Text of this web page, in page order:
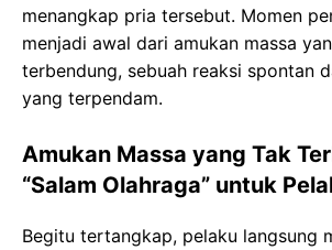
menangkap pria tersebut. Momen
menjadi awal dari amukan massa
terbendung, sebuah reaksi spontan
yang terpendam.
Amukan Massa yang Tak
“Salam Olahraga” untuk
Begitu tertangkap, pelaku langsung